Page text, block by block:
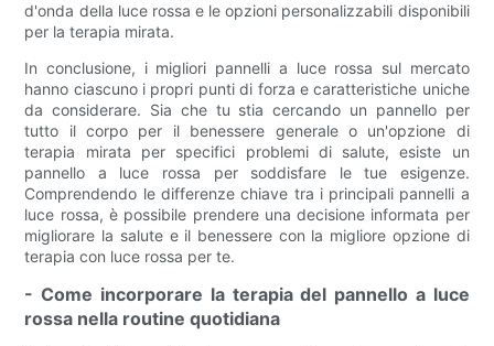
d'onda della luce rossa e le opzioni personalizzabili disponibili
per la terapia mirata.
In conclusione, i migliori pannelli a luce rossa sul mercato
hanno ciascuno i propri punti di forza e caratteristiche uniche
da considerare. Sia che tu stia cercando un pannello per
tutto il corpo per il benessere generale o un'opzione di
terapia mirata per specifici problemi di salute, esiste un
pannello a luce rossa per soddisfare le tue esigenze.
Comprendendo le differenze chiave tra i principali pannelli a
luce rossa, è possibile prendere una decisione informata per
migliorare la salute e il benessere con la migliore opzione di
terapia con luce rossa per te.
- Come incorporare la terapia del pannello a luce
rossa nella routine quotidiana